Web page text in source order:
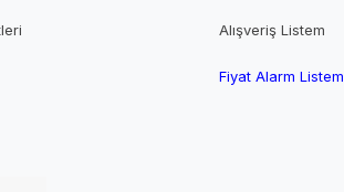
Alışveriş Listem
Fiyat Alarm Listem